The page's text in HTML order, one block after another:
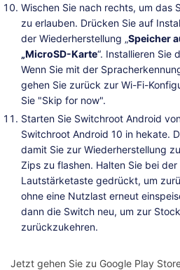
Wischen Sie nach rechts, um das
zu erlauben. Drücken Sie auf
der Wiederherstellung „Speicher
„MicroSD-Karte“. Installieren Sie
Wenn Sie mit der
gehen Sie zurück zur Wi-Fi-
Sie "Skip for now".
Starten Sie Switchroot Android
Switchroot Android 10 in hekate.
damit Sie zur Wiederherstellung
Zips zu flashen. Halten Sie bei
Lautstärketaste gedrückt, um
ohne eine Nutzlast erneut
dann die Switch neu, um zur
zurückzukehren.
Jetzt gehen Sie zu Google Play